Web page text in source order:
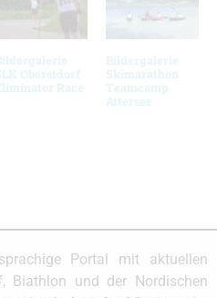
Oberstdorf
Race
Bildergalerie
Skimarathon
Teamcamp
Attersee
Portal mit aktuellen
Biathlon und der Nordischen